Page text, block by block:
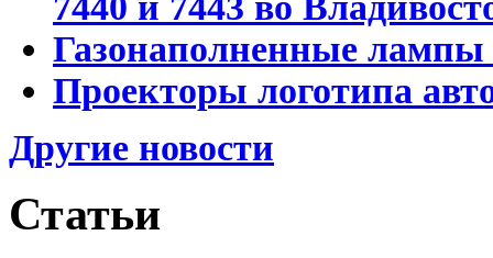
Газонаполненные лампы
Проекторы логотипа
Другие новости
Статьи